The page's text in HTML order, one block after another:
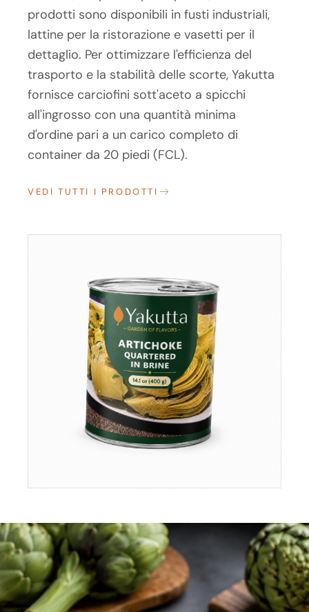
prodotti sono disponibili in fusti industriali,
lattine per la ristorazione e vasetti per il
dettaglio. Per ottimizzare l'efficienza del
trasporto e la stabilità delle scorte, Yakutta
fornisce carciofini sott'aceto a spicchi
all'ingrosso con una quantità minima
d'ordine pari a un carico completo di
container da 20 piedi (FCL).
VEDI TUTTI I PRODOTTI